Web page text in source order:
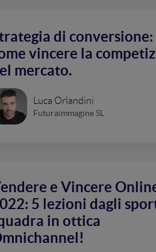
di conversione:
vincere la
mercato.
Luca Orlandini
Futuraimmagine SL
e Vincere
5 lezioni dagli
in ottica